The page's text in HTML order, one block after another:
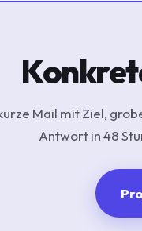
Mail mit Ziel,
Antwort in 48